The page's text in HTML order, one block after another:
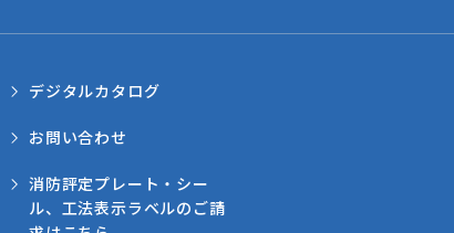
デジタルカタログ
お問い合わせ
消防評定プレート・シー
ル、工法表示ラベルのご請